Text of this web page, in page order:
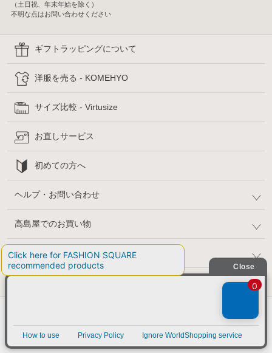
（土日祝、年末年始を除く）
不明な点はお問い合わせください
ギフトラッピングについて
洋服を売る - KOMEHYO
サイズ比較 - Virtusize
お直しサービス
初めての方へ
ヘルプ・お問い合わせ
高島屋でのお買い物
公式SNS
@SELECT SQUARE. All Rights Reserved.